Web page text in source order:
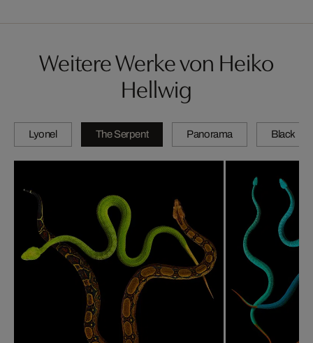
Weitere Werke von Heiko
Hellwig
Lyonel The Serpent Panorama Black